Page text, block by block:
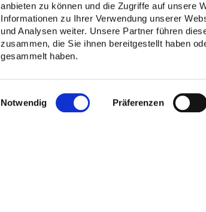
anbieten zu können und die Zugriffe auf unsere
Informationen zu Ihrer Verwendung unserer
und Analysen weiter. Unsere Partner führen
zusammen, die Sie ihnen bereitgestellt haben
gesammelt haben.
Einwilligungsauswahl
Notwendig
Präferenzen